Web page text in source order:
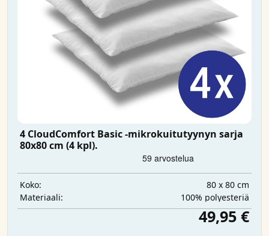
4 CloudComfort Basic -mikrokuitutyynyn sarja
80x80 cm (4 kpl).
Koko:
80 x 80 cm
Materiaali:
100% polyesteriä
49,95 €